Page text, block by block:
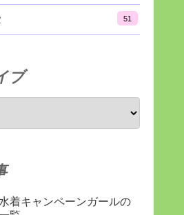
51
ブ
水着キャンペーンガールの